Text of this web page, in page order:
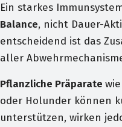
Ein starkes
Balance, nicht Dauer-
entscheidend ist das
aller
Pflanzliche Präparate
oder Holunder können
unterstützen, wirken